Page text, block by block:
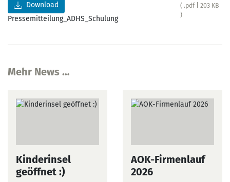
Download
Pressemitteilung_ADHS_Schulung
( .pdf | 203 KB
)
Mehr News …
Kinderinsel
geöffnet :)
AOK-Firmenlauf
2026